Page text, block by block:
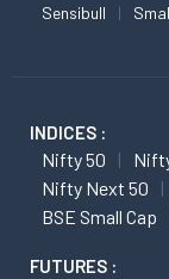
Sensibull
INDICES :
Nifty 50
Nifty Next 50
BSE Small Cap
FUTURES :